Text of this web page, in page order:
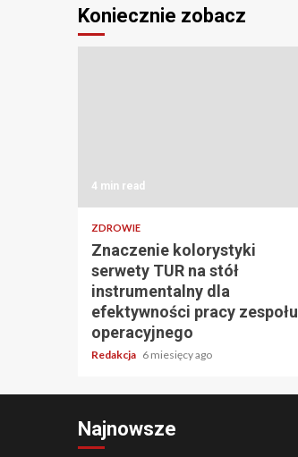
Koniecznie zobacz
4 min read
ZDROWIE
Znaczenie kolorystyki
serwety TUR na stół
instrumentalny dla
efektywności pracy zespołu
operacyjnego
Redakcja 6 miesięcy ago
Najnowsze